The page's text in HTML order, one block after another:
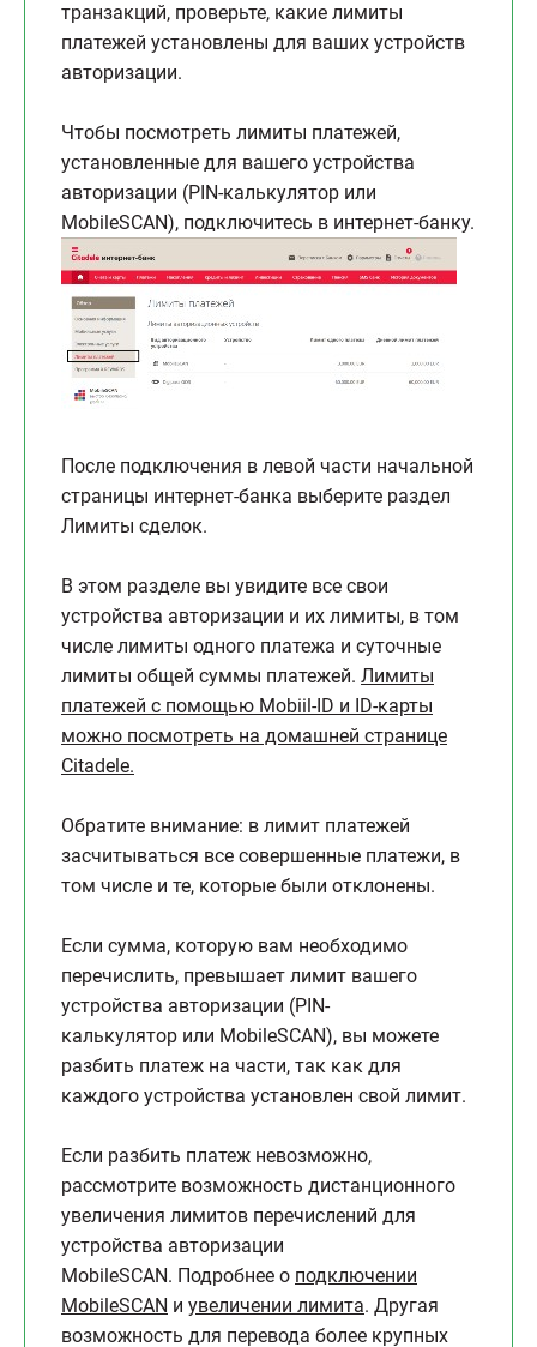
транзакций, проверьте, какие лимиты
платежей установлены для ваших устройств
авторизации.
Чтобы посмотреть лимиты платежей,
установленные для вашего устройства
авторизации (PIN-калькулятор или
MobileSCAN), подключитесь в интернет-банку.
После подключения в левой части начальной
страницы интернет-банка выберите раздел
Лимиты сделок.
В этом разделе вы увидите все свои
устройства авторизации и их лимиты, в том
числе лимиты одного платежа и суточные
лимиты общей суммы платежей. Лимиты
платежей c помощью Mobiil-ID и ID-карты
можно посмотреть на домашней странице
Сitadele.
Обратите внимание: в лимит платежей
засчитываться все совершенные платежи, в
том числе и те, которые были отклонены.
Если сумма, которую вам необходимо
перечислить, превышает лимит вашего
устройства авторизации (PIN-
калькулятор или MobileSCAN), вы можете
разбить платеж на части, так как для
каждого устройства установлен свой лимит.
Если разбить платеж невозможно,
рассмотрите возможность дистанционного
увеличения лимитов перечислений для
устройства авторизации
MobileSCAN. Подробнее о подключении
MobileSCAN и увеличении лимита. Другая
возможность для перевода более крупных